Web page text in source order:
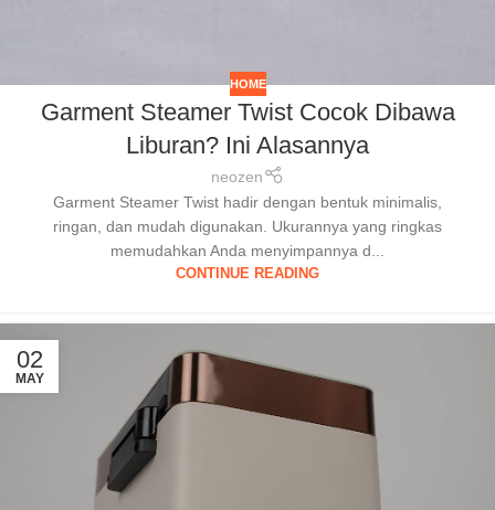
HOME
Garment Steamer Twist Cocok Dibawa
Liburan? Ini Alasannya
neozen
Garment Steamer Twist hadir dengan bentuk minimalis,
ringan, dan mudah digunakan. Ukurannya yang ringkas
memudahkan Anda menyimpannya d...
CONTINUE READING
02
MAY